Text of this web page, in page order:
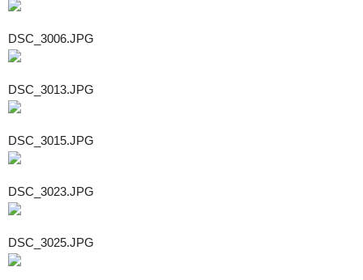
DSC_3006.JPG
DSC_3013.JPG
DSC_3015.JPG
DSC_3023.JPG
DSC_3025.JPG